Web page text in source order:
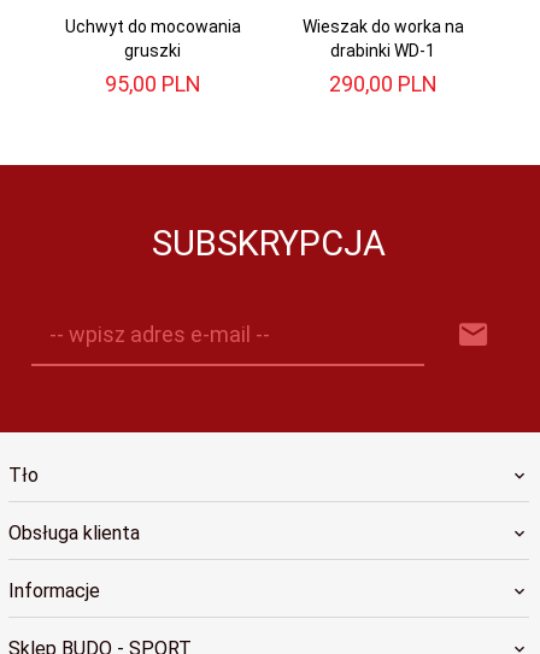
Uchwyt do mocowania
gruszki
95,00 PLN
Wieszak do worka na
drabinki WD-1
290,00 PLN
SUBSKRYPCJA
-- wpisz adres e-mail --
Tło
Obsługa klienta
Informacje
Sklep BUDO - SPORT